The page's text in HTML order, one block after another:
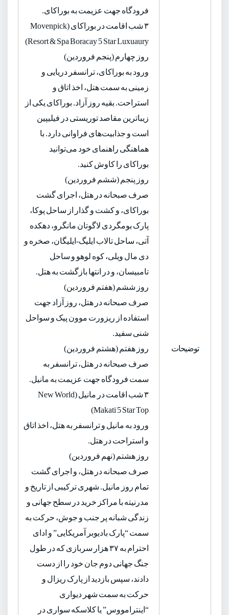
توضیحات
فرودگاه جهت عزیمت به بوراکای.
۳ شب اقامت در بوراکای (Movenpick
Resort & Spa Boracay 5 Star Luxuaury)
روز چهارم (پنجم فروردین)
ورود به بوراکای، ترانسفر دریایی و
زمینی به سمت هتل، اخذ اتاق و
استراحت. بقیه روز آزاد. بوراکای یکی از
زیباترین مقاصد توریستی در فیلیپین
است و جذابیت‌های فراوانی دارد. با
هماهنگی راهنمای خود می‌توانید
بوراکای را کاوش کنید.
روز پنجم (ششم فروردین)
صرف صبحانه در هتل، اجرای گشت
بوراکای، و کشت و گذار از ساحل پوکا،
پارک بومگردی لاگوتان مانگرو، دهکده
آتی، ساحل تالاب ایلیگ-ایلیگان، صخره و
دی مال ویلی، کوه لوهو و ساحل
تامبیسان، و در انتها بازگشت به هتل.
روز ششم (هفتم فروردین)
صرف صبحانه در هتل، روز آزاد جهت
استفاده از ریزورت موون پیک و سواحل
شنی سفید.
روز هفتم (هشتم فروردین)
صرف صبحانه در هتل، ترانسفر به
سمت فرودگاه جهت عزیمت به مانیل.
۳ شب اقامت در مانیل (New World
Makati 5 Star Top)
ورود به مانیل و ترانسفر به هتل، اخذ اتاق
و استراحت در هتل.
روز هشتم (نهم فروردین)
صرف صبحانه در هتل، و اجرای گشت
تمام روز مانیل. شهری ترکیبی از تاریخ و
مدرنیته با مراکز خرید در سطح جهانی و
زندگی شبانه پر جنب و جوش، حرکت به
سمت “پارک بادیوبر آمریکایی” و ادای
احترام به ۳۷ هزار سربازی که در طول
جنگ جهانی دوم جان خود را از دست
دادند، سپس بازدید از پارک ریزال و
حرکت به سمت شهر دیواری
“اینترامووس” یا کلاسکه سواری در